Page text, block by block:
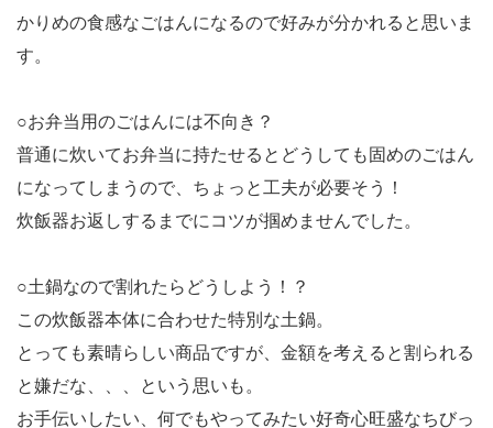
かりめの食感なごはんになるので好みが分かれると思いま
す。
○お弁当用のごはんには不向き？
普通に炊いてお弁当に持たせるとどうしても固めのごはん
になってしまうので、ちょっと工夫が必要そう！
炊飯器お返しするまでにコツが掴めませんでした。
○土鍋なので割れたらどうしよう！？
この炊飯器本体に合わせた特別な土鍋。
とっても素晴らしい商品ですが、金額を考えると割られる
と嫌だな、、、という思いも。
お手伝いしたい、何でもやってみたい好奇心旺盛なちびっ